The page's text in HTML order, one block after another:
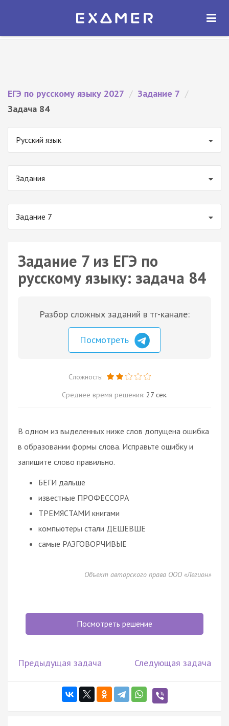
Экзамер — ЕГЭ 2027
ОТКРЫТЬ
ЕГЭ по русскому языку 2027 / Задание 7 /
Задача 84
Русский язык
Задания
Задание 7
Задание 7 из ЕГЭ по
русскому языку: задача 84
Разбор сложных заданий в тг-канале:
Посмотреть
Сложность:
Среднее время решения: 27 сек.
В одном из выделенных ниже слов допущена ошибка
в образовании формы слова. Исправьте ошибку и
запишите слово правильно.
БЕГИ дальше
известные ПРОФЕССОРА
ТРЕМЯСТАМИ книгами
компьютеры стали ДЕШЕВШЕ
самые РАЗГОВОРЧИВЫЕ
Объект авторского права ООО «Легион»
Посмотреть решение
Предыдущая задача Следующая задача